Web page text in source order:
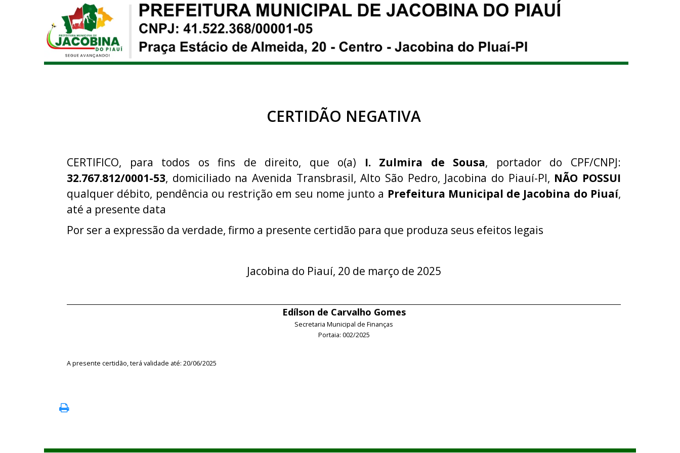
CERTIDÃO NEGATIVA
CERTIFICO, para todos os fins de direito, que o(a) I. Zulmira de Sousa, portador do CPF/CNPJ:
32.767.812/0001-53, domiciliado na Avenida Transbrasil, Alto São Pedro, Jacobina do Piauí-PI, NÃO POSSUI
qualquer débito, pendência ou restrição em seu nome junto a Prefeitura Municipal de Jacobina do Piuaí,
até a presente data
Por ser a expressão da verdade, firmo a presente certidão para que produza seus efeitos legais
Jacobina do Piauí, 20 de março de 2025
Edílson de Carvalho Gomes
Secretaria Municipal de Finanças
Portaia: 002/2025
A presente certidão, terá validade até: 20/06/2025